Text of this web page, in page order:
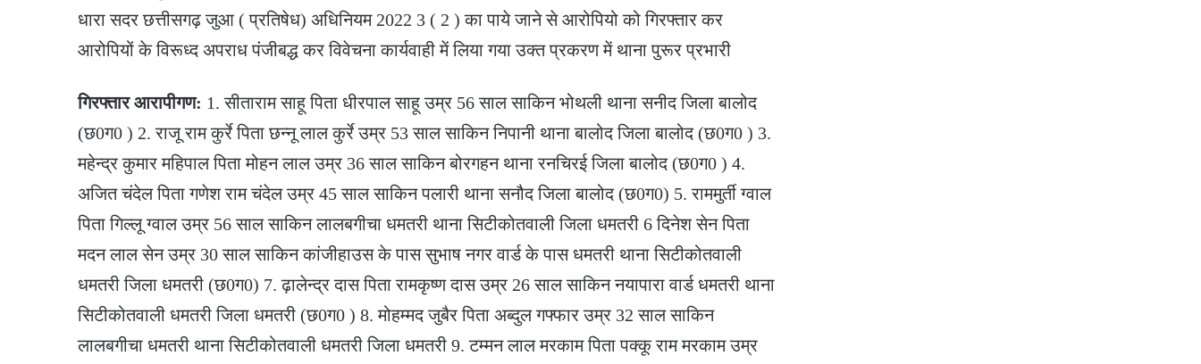
धारा सदर छत्तीसगढ़ जुआ ( प्रतिषेध) अधिनियम 2022 3 ( 2 ) का पाये जाने से आरोपियो को गिरफ्तार कर
आरोपियों के विरूध्द अपराध पंजीबद्ध कर विवेचना कार्यवाही में लिया गया उक्त प्रकरण में थाना पुरूर प्रभारी
गिरफ्तार आरापीगण: 1. सीताराम साहू पिता धीरपाल साहू उम्र 56 साल साकिन भोथली थाना सनीद जिला बालोद
(छ0ग0 ) 2. राजू राम कुर्रे पिता छन्नू लाल कुर्रे उम्र 53 साल साकिन निपानी थाना बालोद जिला बालोद (छ0ग0 ) 3.
महेन्द्र कुमार महिपाल पिता मोहन लाल उम्र 36 साल साकिन बोरगहन थाना रनचिरई जिला बालोद (छ0ग0 ) 4.
अजित चंदेल पिता गणेश राम चंदेल उम्र 45 साल साकिन पलारी थाना सनौद जिला बालोद (छ0ग0) 5. राममुर्ती ग्वाल
पिता गिल्लू ग्वाल उम्र 56 साल साकिन लालबगीचा धमतरी थाना सिटीकोतवाली जिला धमतरी 6 दिनेश सेन पिता
मदन लाल सेन उम्र 30 साल साकिन कांजीहाउस के पास सुभाष नगर वार्ड के पास धमतरी थाना सिटीकोतवाली
धमतरी जिला धमतरी (छ0ग0) 7. ढ़ालेन्द्र दास पिता रामकृष्ण दास उम्र 26 साल साकिन नयापारा वार्ड धमतरी थाना
सिटीकोतवाली धमतरी जिला धमतरी (छ0ग0 ) 8. मोहम्मद जुबैर पिता अब्दुल गफ्फार उम्र 32 साल साकिन
लालबगीचा धमतरी थाना सिटीकोतवाली धमतरी जिला धमतरी 9. टम्मन लाल मरकाम पिता पक्कू राम मरकाम उम्र